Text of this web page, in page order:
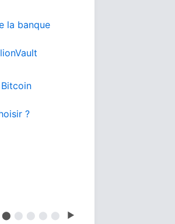
la banque
?
⬤ ⬤ ⬤ ⬤ ⬤ ▶